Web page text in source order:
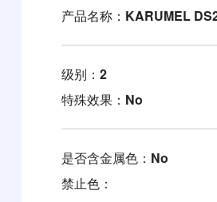
产品名称： KARUMEL
级别： 2
特殊效果： No
是否含金属色： No
禁止色：